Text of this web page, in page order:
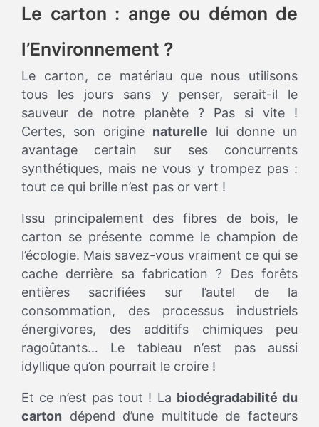
Le carton : ange ou démon de
l’Environnement ?
Le carton, ce matériau que nous utilisons
tous les jours sans y penser, serait-il le
sauveur de notre planète ? Pas si vite !
Certes, son origine naturelle lui donne un
avantage certain sur ses concurrents
synthétiques, mais ne vous y trompez pas :
tout ce qui brille n’est pas or vert !
Issu principalement des fibres de bois, le
carton se présente comme le champion de
l’écologie. Mais savez-vous vraiment ce qui se
cache derrière sa fabrication ? Des forêts
entières sacrifiées sur l’autel de la
consommation, des processus industriels
énergivores, des additifs chimiques peu
ragoûtants… Le tableau n’est pas aussi
idyllique qu’on pourrait le croire !
Et ce n’est pas tout ! La biodégradabilité du
carton dépend d’une multitude de facteurs